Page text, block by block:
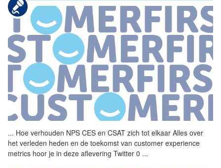
... Hoe verhouden NPS CES en CSAT zich tot elkaar Alles over
het verleden heden en de toekomst van customer experience
metrics hoor je in deze aflevering Twitter 0 ...